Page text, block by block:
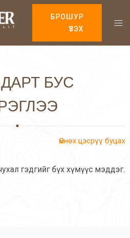
БРОШУР
ҮЗЭХ
БУС
Өмнөх цэсрүү буцах
гэдгийг бүх хүмүүс мэддэг.